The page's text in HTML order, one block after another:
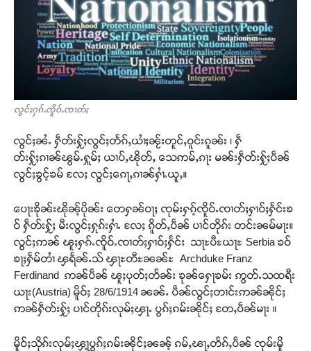
လွင်ႈႁၵ်ႉၸိူဝ်ႉၸၢတ်ႈ
လွင်ႈၼႆႉ ႁဵတ်းႁႂ်ႈလွင်ႈတႅၵ်ႇယၢႆႈၼႂ်းတူင်ႇဝူင်းၵူၼ်း ၊ ႁဵ
တ်းႁႂ်ႈၵၢၼ်ၽွမ်ႉႁူမ်ႈ ယၢပ်ႇၽိုတ်ႇ သေဢမ်ႇၵႃး မၼ်းႁဵတ်းႁႂ်ႈပဵၼ်
လွင်ႈၶွင့်ၶမ် လႄႈ လွင်ႈၵေႃႇၵၢၼ်ႁၢႆႉယူႇ။
ပေႃးၶိုၼ်းၽိုၼ့်ပိုၼ်း တေႁၼ်ဝႃႈ ၸုမ်းႁၵ့်ၸိူဝ်ႉၸၢတ်ႈႁၢဝ်ႈႁႅင်းၶ
ဝ် ႁဵတ်းႁႂ်ႈ မီးလွင်ႈႁုၵ်းႁၢႆႉ လႄႈ ၵိူတ်ႇပဵၼ် ပၢင်တိုၵ်း တင်းၼမ်မႃး။
လွင်ႈဢၼ် ၽူႈႁၵ်ႉၸိူဝ်ႉၸၢတ်ႈႁၢဝ်ႈႁႅင်း သႃႊပီႊယႃႊ Serbia ၶဝ်
ၶႃႈႁႅမ်တၢႆ ၾရႅၼ်ႉသ် ၾႃႊတီႊၼၼ်ႊ Archduke Franz
Ferdinand ဢၼ်ပဵၼ် ၽူႈပုတ်ႈတႅၼ်း ၶုၼ်ႁေႃၶမ်း ဢွတ်ႉသထရီး
ယႃး(Austria) မိူဝ်ႈ 28/6/1914 ၼၼ်ႉ ပဵၼ်လွင်ႈတၢင်းဢၼ်ၼိုင်ႈ
ဢၼ်ႁဵတ်းႁႂ်ႈ ပၢင်တိုၵ်းလုမ်ႈၾႃႉ ပွၵ်ႈၵမ်းၼိုင်ႈ တႄႇပဵၼ်မႃး ။
မိူဝ်ႈသိုၵ်းလုမ်ႈၾႃ့ပွၵ်ႈၵမ်းၼိုင်ႈၼၼ့် ၵမ်ႇၽႃႇတႅၵ်ႇပဵၼ် ၸုမ်းမိူ